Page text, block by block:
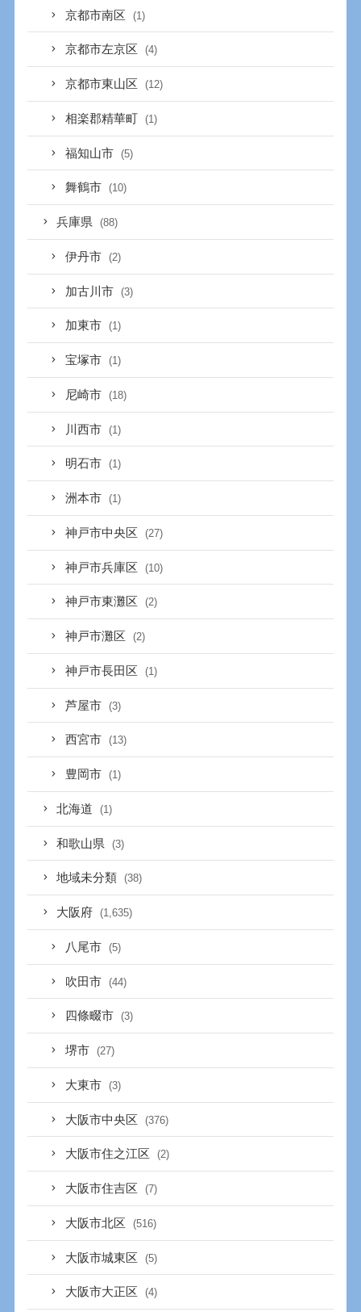
京都市南区 (1)
京都市左京区 (4)
京都市東山区 (12)
相楽郡精華町 (1)
福知山市 (5)
舞鶴市 (10)
兵庫県 (88)
伊丹市 (2)
加古川市 (3)
加東市 (1)
宝塚市 (1)
尼崎市 (18)
川西市 (1)
明石市 (1)
洲本市 (1)
神戸市中央区 (27)
神戸市兵庫区 (10)
神戸市東灘区 (2)
神戸市灘区 (2)
神戸市長田区 (1)
芦屋市 (3)
西宮市 (13)
豊岡市 (1)
北海道 (1)
和歌山県 (3)
地域未分類 (38)
大阪府 (1,635)
八尾市 (5)
吹田市 (44)
四條畷市 (3)
堺市 (27)
大東市 (3)
大阪市中央区 (376)
大阪市住之江区 (2)
大阪市住吉区 (7)
大阪市北区 (516)
大阪市城東区 (5)
大阪市大正区 (4)